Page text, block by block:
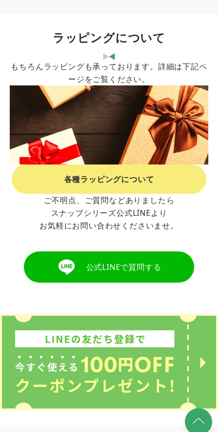
ラッピングについて
もちろんラッピングも承っております。詳細は下記ペ
ージをご覧ください。
各種ラッピングについて
ご不明点、ご質問などありましたら
スナップシリーズ公式LINEより
お気軽にお問い合わせくださいませ。
公式LINEで質問する